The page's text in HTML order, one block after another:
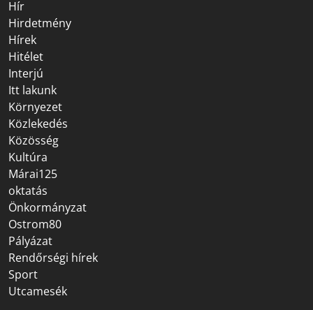
Hír
Hirdetmény
Hírek
Hitélet
Interjú
Itt lakunk
Környezet
Közlekedés
Közösség
Kultúra
Márai125
oktatás
Önkormányzat
Ostrom80
Pályázat
Rendőrségi hírek
Sport
Utcamesék